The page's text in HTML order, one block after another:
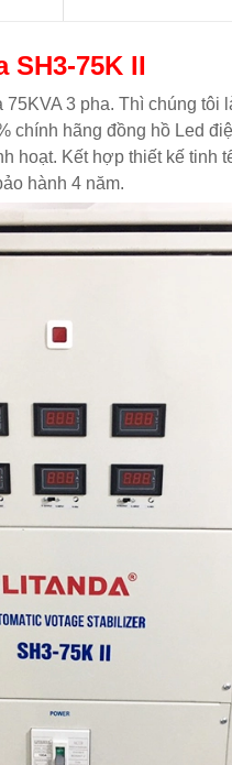
SH3-75K II
3 pha. Thì chúng tôi
chính hãng đồng hồ Led
hoạt. Kết hợp thiết kế tinh
hành 4 năm.